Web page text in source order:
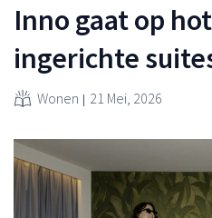
Inno gaat op
ingerichte
Wonen 21 Mei, 2026